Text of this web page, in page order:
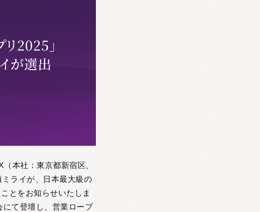
本社：東京都新宿区、
ライが、日本最大級の
とをお知らせいたしま
て登壇し、営業ロープ